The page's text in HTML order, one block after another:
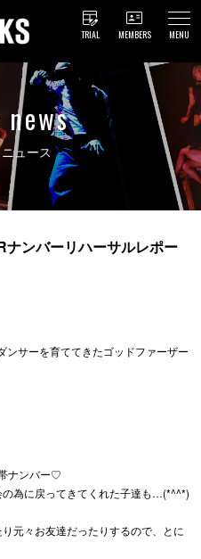
TRIAL MEMBERS MENU
ュース
ナンバーリハーサルレポー
サーを育ててきたゴッドファーザー
ナンバー♡
為に戻ってきてくれた子達も…(*^^*)
元々お友達だったりするので、とに